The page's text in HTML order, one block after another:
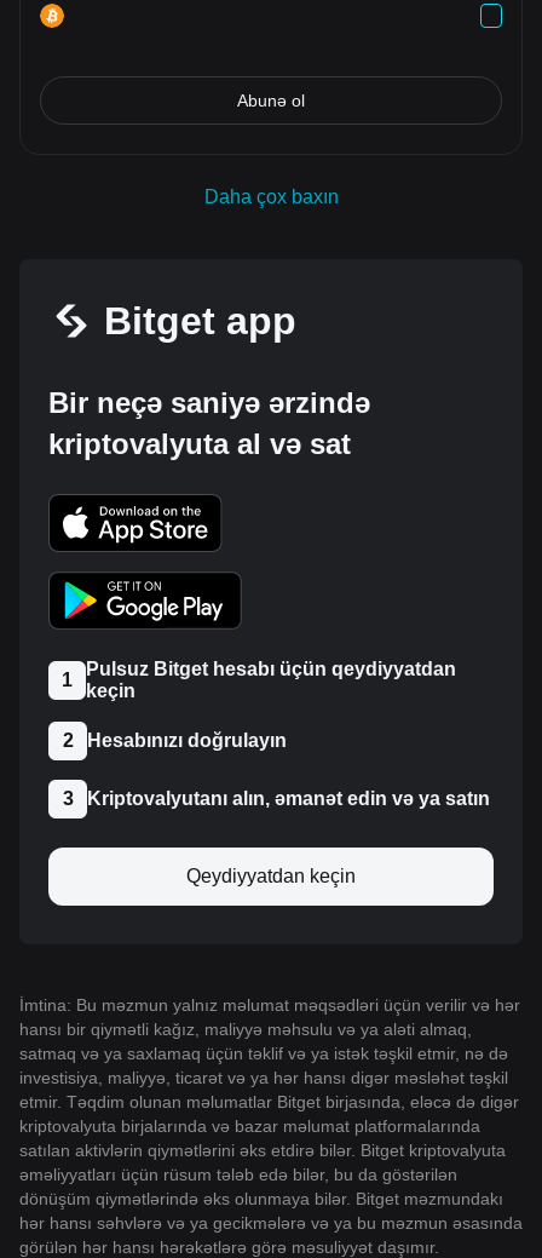
Abunə ol
Daha çox baxın
Bitget app
Bir neçə saniyə ərzində
kriptovalyuta al və sat
1
Pulsuz Bitget hesabı üçün qeydiyyatdan
keçin
2 Hesabınızı doğrulayın
3 Kriptovalyutanı alın, əmanət edin və ya satın
Qeydiyyatdan keçin
İmtina: Bu məzmun yalnız məlumat məqsədləri üçün verilir və hər
hansı bir qiymətli kağız, maliyyə məhsulu və ya aləti almaq,
satmaq və ya saxlamaq üçün təklif və ya istək təşkil etmir, nə də
investisiya, maliyyə, ticarət və ya hər hansı digər məsləhət təşkil
etmir. Təqdim olunan məlumatlar Bitget birjasında, eləcə də digər
kriptovalyuta birjalarında və bazar məlumat platformalarında
satılan aktivlərin qiymətlərini əks etdirə bilər. Bitget kriptovalyuta
əməliyyatları üçün rüsum tələb edə bilər, bu da göstərilən
dönüşüm qiymətlərində əks olunmaya bilər. Bitget məzmundakı
hər hansı səhvlərə və ya gecikmələrə və ya bu məzmun əsasında
görülən hər hansı hərəkətlərə görə məsuliyyət daşımır.